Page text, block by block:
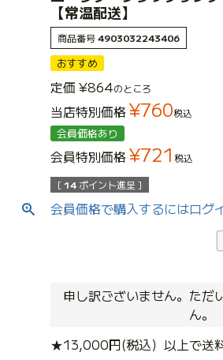
【常温配送】
商品番号4903032243406
おすすめ
定価 ¥864のところ
当店特別価格¥760税込
会員価格あり
会員特別価格¥721 税込
[14 ポイント進呈 ]
会員価格で購入するにはログ
申し訳ございません。ただ
ん。
★13,000円(税込）以上で送料